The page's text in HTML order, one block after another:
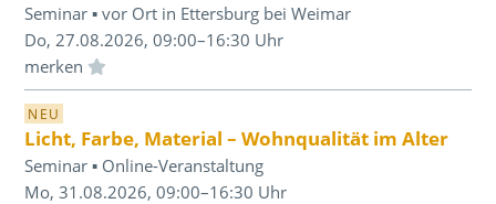
Seminar ▪ vor Ort in Ettersburg bei Weimar
Do, 27.08.2026, 09:00–16:30 Uhr
Einloggen und Merkliste benutzen
NEU
Licht, Farbe, Material – Wohnqualität im Alter
Seminar ▪ Online-Veranstaltung
Mo, 31.08.2026, 09:00–16:30 Uhr